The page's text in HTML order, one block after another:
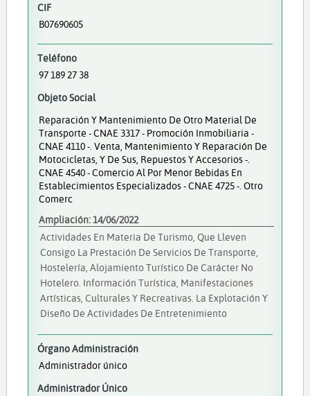
CIF
B07690605
Teléfono
97 189 27 38
Objeto Social
Reparación Y Mantenimiento De Otro Material De
Transporte - CNAE 3317 - Promoción Inmobiliaria -
CNAE 4110 -. Venta, Mantenimiento Y Reparación De
Motocicletas, Y De Sus, Repuestos Y Accesorios -.
CNAE 4540 - Comercio Al Por Menor Bebidas En
Establecimientos Especializados - CNAE 4725 -. Otro
Comerc
Ampliación: 14/06/2022
Actividades En Materia De Turismo, Que Lleven
Consigo La Prestación De Servicios De Transporte,
Hostelería, Alojamiento Turístico De Carácter No
Hotelero. Información Turística, Manifestaciones
Artísticas, Culturales Y Recreativas. La Explotación Y
Diseño De Actividades De Entretenimiento
Órgano Administración
Administrador único
Administrador Único